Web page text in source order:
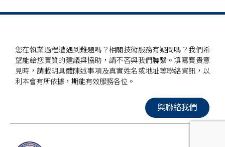
您在執業過程遭遇到難題嗎？相關技術服務有疑問嗎？我們希
望能給您實質的建議與協助，請不吝與我們聯繫。填寫寶貴意
見時，請載明具體陳述事項及真實姓名或地址等聯絡資訊，以
利本會有所依據，期能有效服務各位。
與聯絡我們